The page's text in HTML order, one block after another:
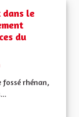
dans le
du
fossé rhénan,